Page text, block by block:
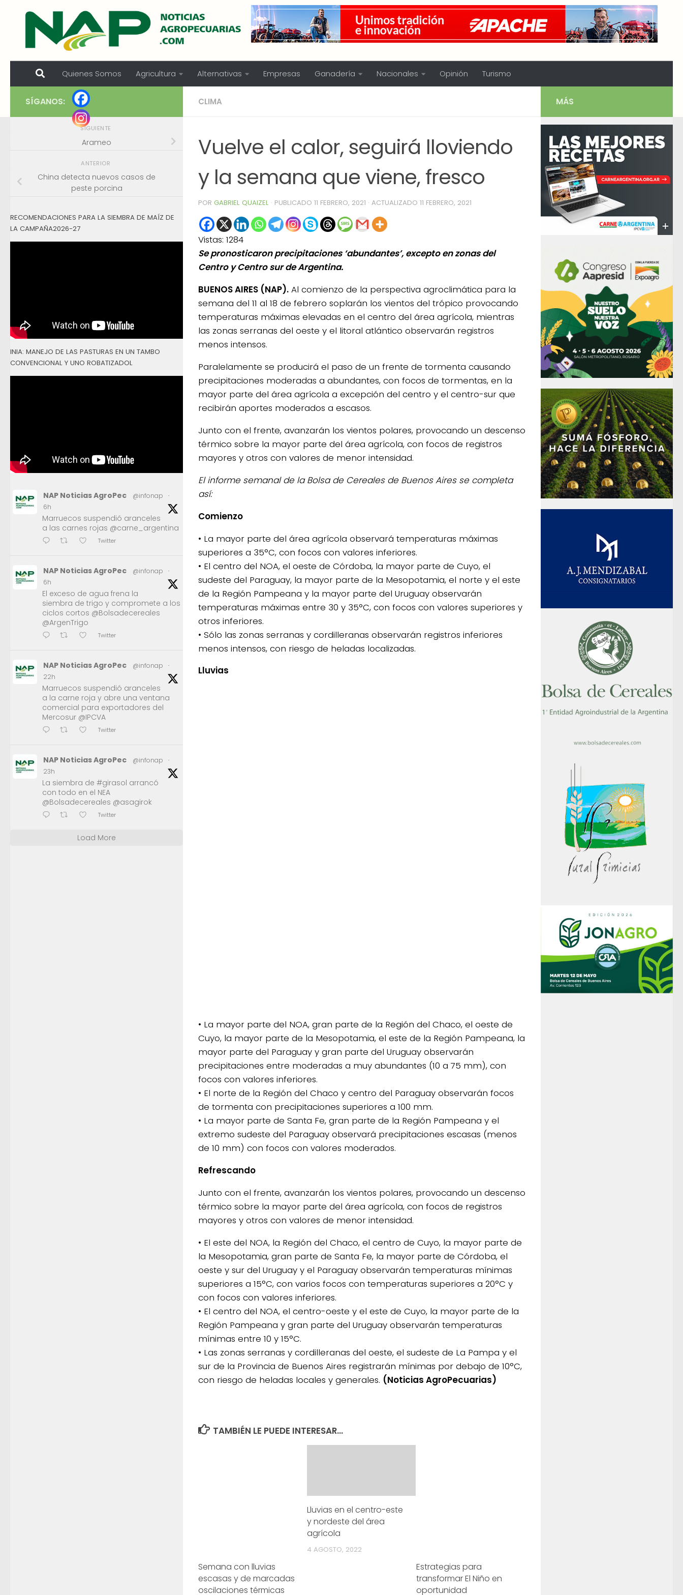
Skip to content
Quienes Somos Agricultura Alternativas Empresas Ganadería Nacionales Opinión Turismo
CLIMA
Vuelve el calor, seguirá lloviendo
y la semana que viene, fresco
POR GABRIEL QUAIZEL · PUBLICADO 11 FEBRERO, 2021 · ACTUALIZADO 11 FEBRERO, 2021
Vistas: 1284
Se pronosticaron precipitaciones ‘abundantes’, excepto en zonas del
Centro y Centro sur de Argentina.
BUENOS AIRES (NAP). Al comienzo de la perspectiva agroclimática para la
semana del 11 al 18 de febrero soplarán los vientos del trópico provocando
temperaturas máximas elevadas en el centro del área agrícola, mientras
las zonas serranas del oeste y el litoral atlántico observarán registros
menos intensos.
Paralelamente se producirá el paso de un frente de tormenta causando
precipitaciones moderadas a abundantes, con focos de tormentas, en la
mayor parte del área agrícola a excepción del centro y el centro-sur que
recibirán aportes moderados a escasos.
Junto con el frente, avanzarán los vientos polares, provocando un descenso
térmico sobre la mayor parte del área agrícola, con focos de registros
mayores y otros con valores de menor intensidad.
El informe semanal de la Bolsa de Cereales de Buenos Aires se completa
así:
Comienzo
• La mayor parte del área agrícola observará temperaturas máximas
superiores a 35°C, con focos con valores inferiores.
• El centro del NOA, el oeste de Córdoba, la mayor parte de Cuyo, el
sudeste del Paraguay, la mayor parte de la Mesopotamia, el norte y el este
de la Región Pampeana y la mayor parte del Uruguay observarán
temperaturas máximas entre 30 y 35°C, con focos con valores superiores y
otros inferiores.
• Sólo las zonas serranas y cordilleranas observarán registros inferiores
menos intensos, con riesgo de heladas localizadas.
Lluvias
• La mayor parte del NOA, gran parte de la Región del Chaco, el oeste de
Cuyo, la mayor parte de la Mesopotamia, el este de la Región Pampeana, la
mayor parte del Paraguay y gran parte del Uruguay observarán
precipitaciones entre moderadas a muy abundantes (10 a 75 mm), con
focos con valores inferiores.
• El norte de la Región del Chaco y centro del Paraguay observarán focos
de tormenta con precipitaciones superiores a 100 mm.
• La mayor parte de Santa Fe, gran parte de la Región Pampeana y el
extremo sudeste del Paraguay observará precipitaciones escasas (menos
de 10 mm) con focos con valores moderados.
Refrescando
Junto con el frente, avanzarán los vientos polares, provocando un descenso
térmico sobre la mayor parte del área agrícola, con focos de registros
mayores y otros con valores de menor intensidad.
• El este del NOA, la Región del Chaco, el centro de Cuyo, la mayor parte de
la Mesopotamia, gran parte de Santa Fe, la mayor parte de Córdoba, el
oeste y sur del Uruguay y el Paraguay observarán temperaturas mínimas
superiores a 15°C, con varios focos con temperaturas superiores a 20°C y
con focos con valores inferiores.
• El centro del NOA, el centro-oeste y el este de Cuyo, la mayor parte de la
Región Pampeana y gran parte del Uruguay observarán temperaturas
mínimas entre 10 y 15°C.
• Las zonas serranas y cordilleranas del oeste, el sudeste de La Pampa y el
sur de la Provincia de Buenos Aires registrarán mínimas por debajo de 10°C,
con riesgo de heladas locales y generales. (Noticias AgroPecuarias)
TAMBIÉN LE PUEDE INTERESAR...
Semana con lluvias
escasas y de marcadas
oscilaciones térmicas
Lluvias en el centro-este
y nordeste del área
agrícola
4 AGOSTO, 2022
Estrategias para
transformar El Niño en
oportunidad
SÍGANOS:
SIGUIENTE
Arameo
ANTERIOR
China detecta nuevos casos de
peste porcina
RECOMENDACIONES PARA LA SIEMBRA DE MAÍZ DE
LA CAMPAÑA2026-27
INIA: MANEJO DE LAS PASTURAS EN UN TAMBO
CONVENCIONAL Y UNO ROBATIZADOL
NAP Noticias AgroPec @infonap
·
6h
Marruecos suspendió aranceles
a las carnes rojas @carne_argentina
Twitter
NAP Noticias AgroPec @infonap
·
6h
El exceso de agua frena la
siembra de trigo y compromete a los
ciclos cortos @Bolsadecereales
@ArgenTrigo
Twitter
NAP Noticias AgroPec @infonap
·
22h
Marruecos suspendió aranceles
a la carne roja y abre una ventana
comercial para exportadores del
Mercosur @IPCVA
Twitter
NAP Noticias AgroPec @infonap
·
23h
La siembra de #girasol arrancó
con todo en el NEA
@Bolsadecereales @asagirok
Twitter
Load More
MÁS